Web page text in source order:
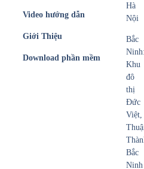
Video hướng dẫn
Giới Thiệu
Download phần mềm
Hà
Nội
Bắc
Khu
đô
thị
Đức
Việt,
Bắc
Ninh